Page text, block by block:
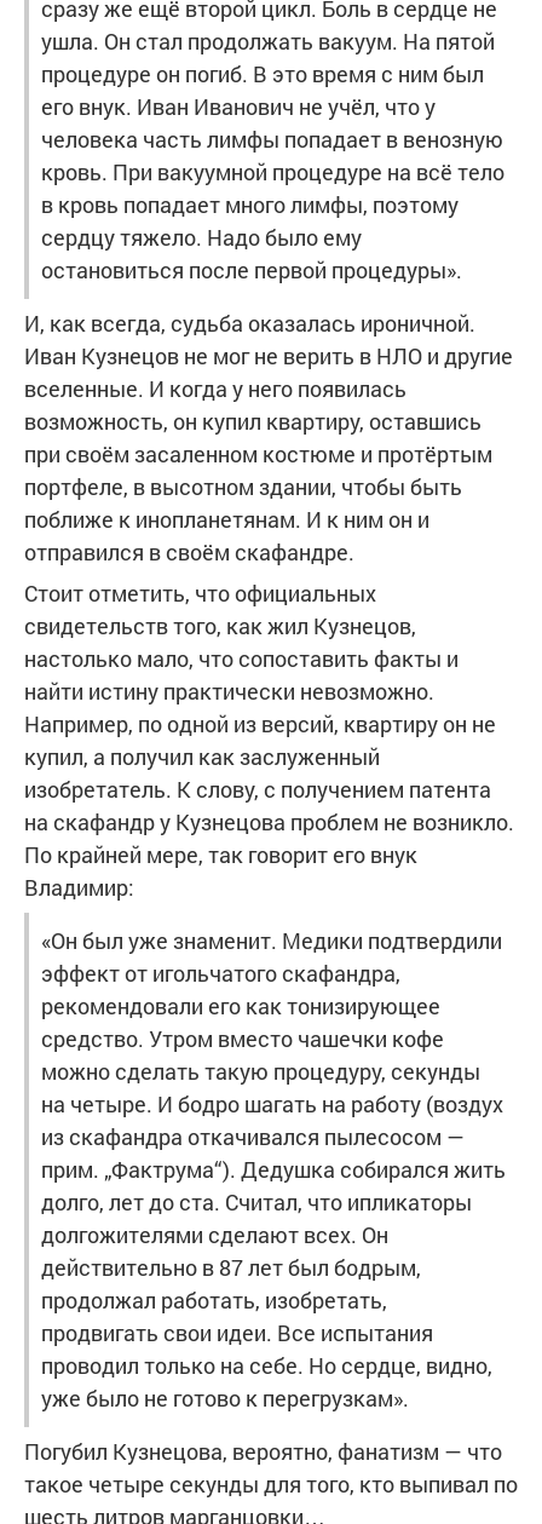
сразу же ещё второй цикл. Боль в сердце не
ушла. Он стал продолжать вакуум. На пятой
процедуре он погиб. В это время с ним был
его внук. Иван Иванович не учёл, что у
человека часть лимфы попадает в венозную
кровь. При вакуумной процедуре на всё тело
в кровь попадает много лимфы, поэтому
сердцу тяжело. Надо было ему
остановиться после первой процедуры».
И, как всегда, судьба оказалась ироничной.
Иван Кузнецов не мог не верить в НЛО и другие
вселенные. И когда у него появилась
возможность, он купил квартиру, оставшись
при своём засаленном костюме и протёртым
портфеле, в высотном здании, чтобы быть
поближе к инопланетянам. И к ним он и
отправился в своём скафандре.
Стоит отметить, что официальных
свидетельств того, как жил Кузнецов,
настолько мало, что сопоставить факты и
найти истину практически невозможно.
Например, по одной из версий, квартиру он не
купил, а получил как заслуженный
изобретатель. К слову, с получением патента
на скафандр у Кузнецова проблем не возникло.
По крайней мере, так говорит его внук
Владимир:
«Он был уже знаменит. Медики подтвердили
эффект от игольчатого скафандра,
рекомендовали его как тонизирующее
средство. Утром вместо чашечки кофе
можно сделать такую процедуру, секунды
на четыре. И бодро шагать на работу (воздух
из скафандра откачивался пылесосом —
прим. „Фактрума“). Дедушка собирался жить
долго, лет до ста. Считал, что ипликаторы
долгожителями сделают всех. Он
действительно в 87 лет был бодрым,
продолжал работать, изобретать,
продвигать свои идеи. Все испытания
проводил только на себе. Но сердце, видно,
уже было не готово к перегрузкам».
Погубил Кузнецова, вероятно, фанатизм — что
такое четыре секунды для того, кто выпивал по
шесть литров марганцовки…